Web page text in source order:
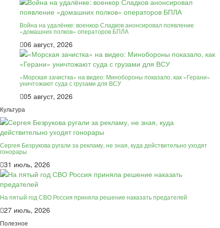
Война на удалёнке: военкор Сладков анонсировал появление
«домашних полков» операторов БПЛА
06 август, 2026
«Морская зачистка» на видео: Минобороны показало, как «Герани»
уничтожают суда с грузами для ВСУ
05 август, 2026
Культура
Сергея Безрукова ругали за рекламу, не зная, куда действительно уходят
гонорары
31 июль, 2026
На пятый год СВО Россия приняла решение наказать предателей
27 июль, 2026
Полезное